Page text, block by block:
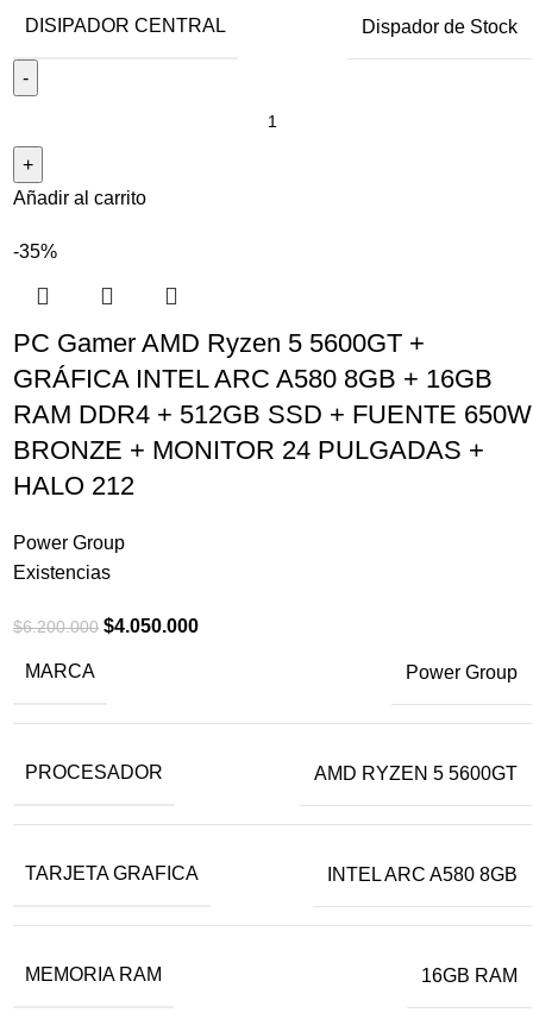
DISIPADOR CENTRAL Dispador de Stock
Añadir al carrito
-35%
PC Gamer AMD Ryzen 5 5600GT +
GRÁFICA INTEL ARC A580 8GB + 16GB
RAM DDR4 + 512GB SSD + FUENTE 650W
BRONZE + MONITOR 24 PULGADAS +
HALO 212
Power Group
Existencias
$6.200.000 $4.050.000
MARCA Power Group
PROCESADOR AMD RYZEN 5 5600GT
TARJETA GRAFICA INTEL ARC A580 8GB
MEMORIA RAM 16GB RAM